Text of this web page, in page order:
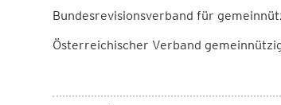
Bundesrevisionsverband für
Österreichischer Verband